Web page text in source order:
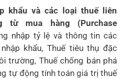
khẩu và các loại thuế liên
từ mua hàng (Purchase
nhập tỷ lệ và thông tin các
khẩu, Thuế tiêu thụ đặc
trường, Thuế chống bán phá
tự động tính toán giá trị thuế